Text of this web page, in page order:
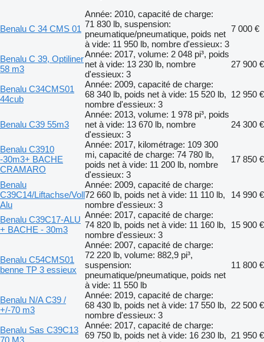
Benalu C 34 CMS 01
Année: 2010, capacité de charge:
71 830 lb, suspension:
pneumatique/pneumatique, poids net
à vide: 11 950 lb, nombre d'essieux: 3
7 000 €
Benalu C 39, Optiliner
58 m3
Année: 2017, volume: 2 048 pi³, poids
net à vide: 13 230 lb, nombre
d'essieux: 3
27 900 €
Benalu C34CMS01
44cub
Année: 2009, capacité de charge:
68 340 lb, poids net à vide: 15 520 lb,
nombre d'essieux: 3
12 950 €
Benalu C39 55m3
Année: 2013, volume: 1 978 pi³, poids
net à vide: 13 670 lb, nombre
d'essieux: 3
24 300 €
Benalu C3910
-30m3+ BACHE
CRAMARO
Année: 2017, kilométrage: 109 300
mi, capacité de charge: 74 780 lb,
poids net à vide: 11 200 lb, nombre
d'essieux: 3
17 850 €
Benalu
C39C14/Liftachse/Voll
Alu
Année: 2009, capacité de charge:
72 660 lb, poids net à vide: 11 110 lb,
nombre d'essieux: 3
14 990 €
Benalu C39C17-ALU
+ BACHE - 30m3
Année: 2017, capacité de charge:
74 820 lb, poids net à vide: 11 160 lb,
nombre d'essieux: 3
15 900 €
Benalu C54CMS01
benne TP 3 essieux
Année: 2007, capacité de charge:
72 220 lb, volume: 882,9 pi³,
suspension:
pneumatique/pneumatique, poids net
à vide: 11 550 lb
11 800 €
Benalu N/A C39 /
+/-70 m3
Année: 2019, capacité de charge:
68 430 lb, poids net à vide: 17 550 lb,
nombre d'essieux: 3
22 500 €
Benalu Sas C39C13
70 M3
Année: 2017, capacité de charge:
69 750 lb, poids net à vide: 16 230 lb, 21 950 €